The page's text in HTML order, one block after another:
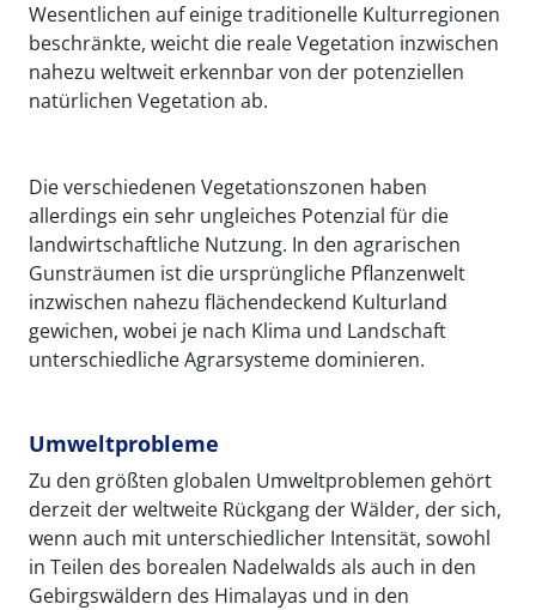
Wesentlichen auf einige traditionelle Kulturregionen
beschränkte, weicht die reale Vegetation inzwischen
nahezu weltweit erkennbar von der potenziellen
natürlichen Vegetation ab.
Die verschiedenen Vegetationszonen haben
allerdings ein sehr ungleiches Potenzial für die
landwirtschaftliche Nutzung. In den agrarischen
Gunsträumen ist die ursprüngliche Pflanzenwelt
inzwischen nahezu flächendeckend Kulturland
gewichen, wobei je nach Klima und Landschaft
unterschiedliche Agrarsysteme dominieren.
Umweltprobleme
Zu den größten globalen Umweltproblemen gehört
derzeit der weltweite Rückgang der Wälder, der sich,
wenn auch mit unterschiedlicher Intensität, sowohl
in Teilen des borealen Nadelwalds als auch in den
Gebirgswäldern des Himalayas und in den